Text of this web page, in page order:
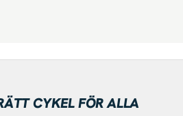
CYKEL FÖR ALLA